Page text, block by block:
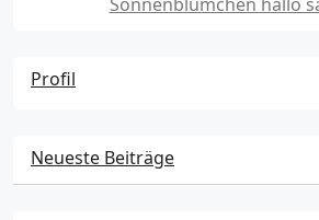
Profil
Neueste Beiträge